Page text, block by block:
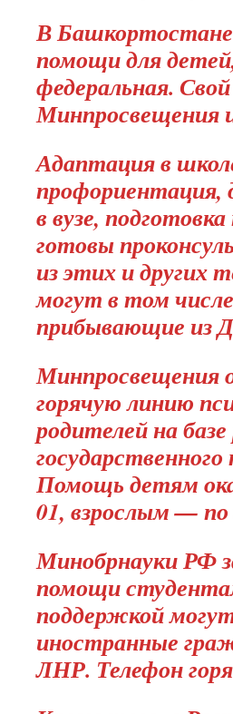
В Башкортостане
помощи для
федеральная.
Минпросвещения
Адаптация в
профориентация,
в вузе,
готовы
из этих и других
могут в том
прибывающие из
Минпросвещения
горячую линию
родителей на
Помощь детям
01, взрослым —
Минобрнауки РФ
помощи
поддержкой
иностранные
ЛНР. Телефон